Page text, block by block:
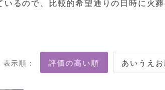
るので、比較的希望通りの日時に火
表示順：